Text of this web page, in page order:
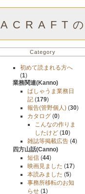
ACRAFT
Category
初めて読まれる方へ
(1)
業務関連(Kanno)
ばしゃうま業務日
記 (179)
報告(管野個人) (30)
カタログ (0)
こんなの作りま
したけど (10)
雑誌等掲載広告 (4)
四方山話(Canno)
短信 (44)
映画見ました (17)
本読みました (5)
事務所移転のお知
らせ (1)